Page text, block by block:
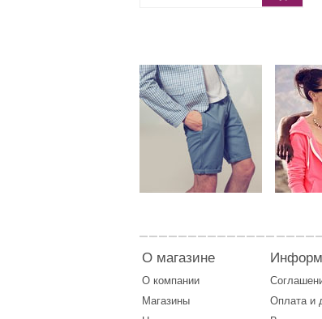
О магазине
О компании
Магазины
Оплатаи